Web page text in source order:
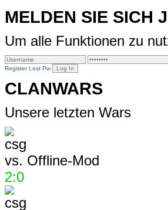
MELDEN SIE SICH
Um alle Funktionen zu
Register Lost Pw
CLANWARS
Unsere letzten Wars
vs. Offline-Mod
2:0